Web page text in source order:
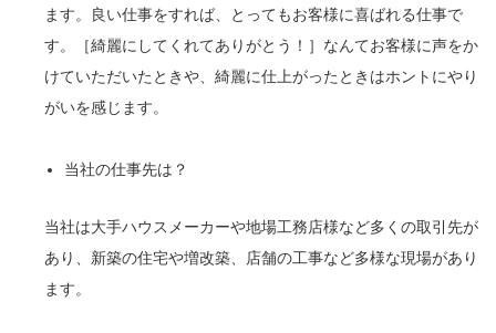
ます。良い仕事をすれば、とってもお客様に喜ばれる仕事で
す。［綺麗にしてくれてありがとう！］なんてお客様に声をか
けていただいたときや、綺麗に仕上がったときはホントにやり
がいを感じます。
当社の仕事先は？
当社は大手ハウスメーカーや地場工務店様など多くの取引先が
あり、新築の住宅や増改築、店舗の工事など多様な現場があり
ます。